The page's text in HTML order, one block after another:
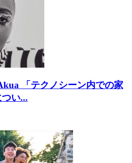
「テクノシーン内での家
い...